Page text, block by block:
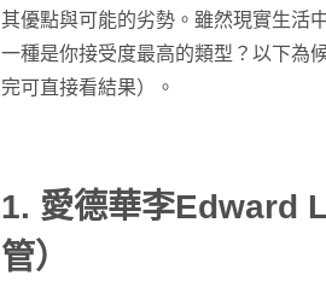
其優點與可能的劣勢。雖然現實生活
一種是你接受度最高的類型？以下為
完可直接看結果）。
1. 愛德華李Edward
管）